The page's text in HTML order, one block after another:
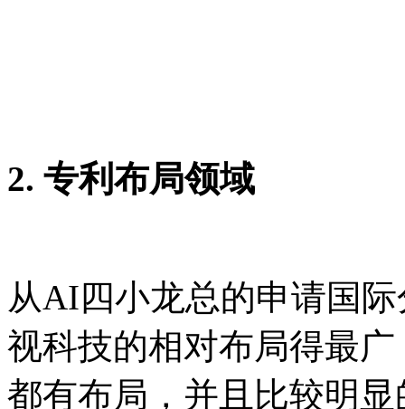
2. 专利布局领域
从AI四小龙总的申请国
视科技的相对布局得最
都有布局，并且比较明